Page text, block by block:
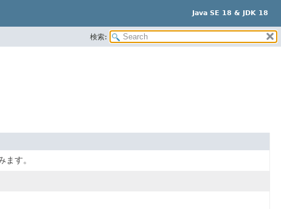
Java SE 18 & JDK 18
検索:
す。